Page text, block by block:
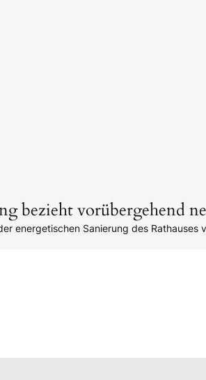
bezieht vorübergehend
energetischen Sanierung des Rathauses